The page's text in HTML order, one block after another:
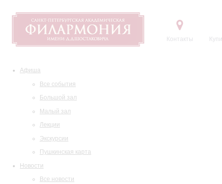
Контакты
Афиша
Все события
Большой зал
Малый зал
Лекции
Экскурсии
Пушкинская карта
Новости
Все новости